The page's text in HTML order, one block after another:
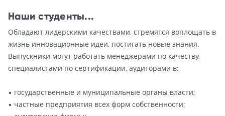
Наши студенты...
Обладают лидерскими качествами, стремятся воплощать в
жизнь инновационные идеи, постигать новые знания.
Выпускники могут работать менеджерами по качеству,
специалистами по сертификации, аудиторами в:
• государственные и муниципальные органы власти;
• частные предприятия всех форм собственности;